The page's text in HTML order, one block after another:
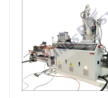
Máquina del
Cadena de